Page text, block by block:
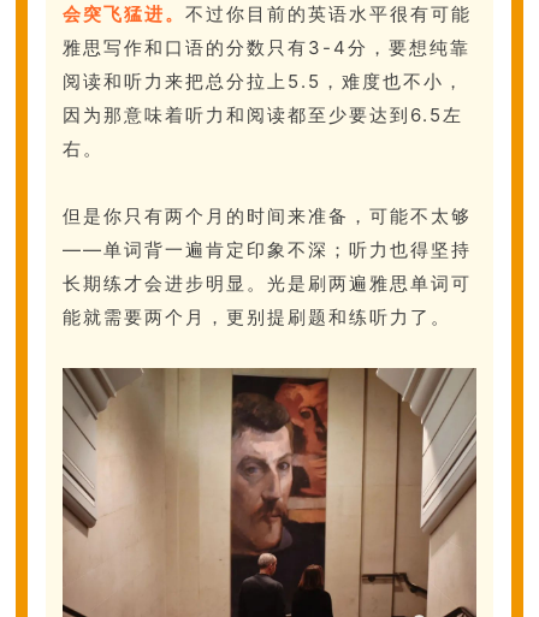
会突飞猛进。不过你目前的英语水平很有可能
雅思写作和口语的分数只有3-4分，要想纯靠
阅读和听力来把总分拉上5.5，难度也不小，
因为那意味着听力和阅读都至少要达到6.5左
右。
但是你只有两个月的时间来准备，可能不太够
——单词背一遍肯定印象不深；听力也得坚持
长期练才会进步明显。光是刷两遍雅思单词可
能就需要两个月，更别提刷题和练听力了。